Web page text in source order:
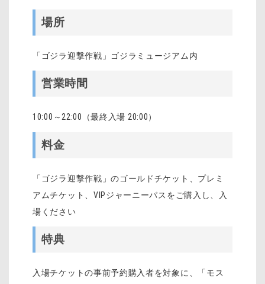
場所
「ゴジラ迎撃作戦」ゴジラミュージアム内
営業時間
10:00～22:00（最終入場 20:00）
料金
「ゴジラ迎撃作戦」のゴールドチケット、プレミ
アムチケット、VIPジャーニーパスをご購入し、入
場ください
特典
入場チケットの事前予約購入者を対象に、「モス